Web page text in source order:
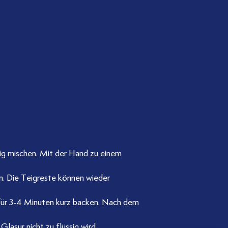
mischen. Mit der Hand zu einem
Die Teigreste können wieder
3-4 Minuten kurz backen. Nach dem